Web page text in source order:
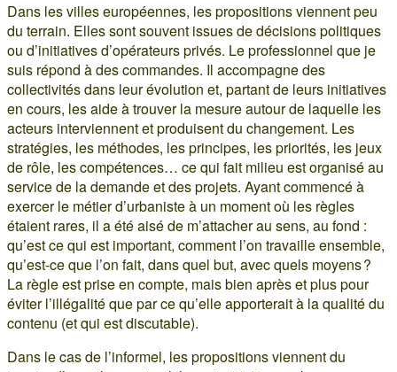
Dans les villes européennes, les propositions viennent peu
du terrain. Elles sont souvent issues de décisions politiques
ou d’initiatives d’opérateurs privés. Le professionnel que je
suis répond à des commandes. Il accompagne des
collectivités dans leur évolution et, partant de leurs initiatives
en cours, les aide à trouver la mesure autour de laquelle les
acteurs interviennent et produisent du changement. Les
stratégies, les méthodes, les principes, les priorités, les jeux
de rôle, les compétences… ce qui fait milieu est organisé au
service de la demande et des projets. Ayant commencé à
exercer le métier d’urbaniste à un moment où les règles
étaient rares, il a été aisé de m’attacher au sens, au fond :
qu’est ce qui est important, comment l’on travaille ensemble,
qu’est-ce que l’on fait, dans quel but, avec quels moyens ?
La règle est prise en compte, mais bien après et plus pour
éviter l’illégalité que par ce qu’elle apporterait à la qualité du
contenu (et qui est discutable).
Dans le cas de l’informel, les propositions viennent du